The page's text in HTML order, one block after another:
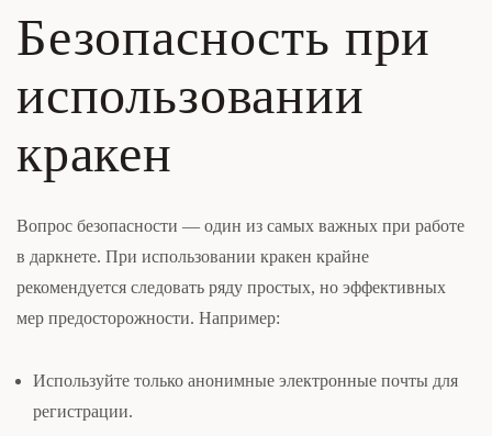
Безопасность при
использовании
кракен
Вопрос безопасности — один из самых важных при работе
в даркнете. При использовании кракен крайне
рекомендуется следовать ряду простых, но эффективных
мер предосторожности. Например:
Используйте только анонимные электронные почты для
регистрации.